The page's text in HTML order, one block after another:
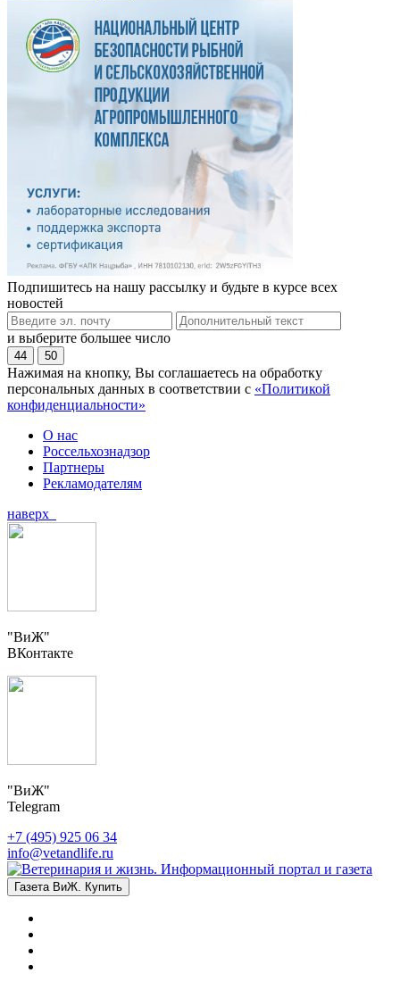
Подпишитесь на нашу рассылку и будьте в курсе всех
новостей
и выберите большее число
44 50
Нажимая на кнопку, Вы соглашаетесь на обработку
персональных данных в соответствии с «Политикой
конфиденциальности»
О нас
Россельхознадзор
Партнеры
Рекламодателям
наверх
"ВиЖ"
ВКонтакте
"ВиЖ"
Telegram
+7 (495) 925 06 34
info@vetandlife.ru
Газета ВиЖ. Купить